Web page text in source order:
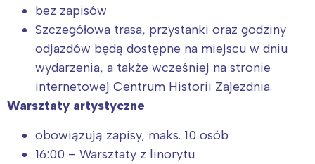
bez zapisów
Szczegółowa trasa, przystanki oraz godziny
odjazdów będą dostępne na miejscu w dniu
wydarzenia, a także wcześniej na stronie
internetowej Centrum Historii Zajezdnia.
Warsztaty artystyczne
obowiązują zapisy, maks. 10 osób
16:00 – Warsztaty z linorytu